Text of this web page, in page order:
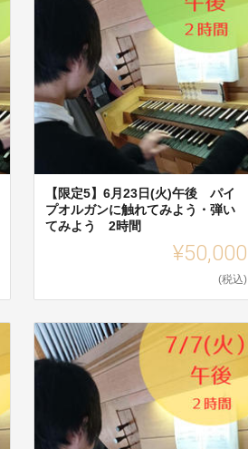
【限定5】6月23日(火)午後 パイ
プオルガンに触れてみよう・弾い
てみよう 2時間
¥50,000
(税込)